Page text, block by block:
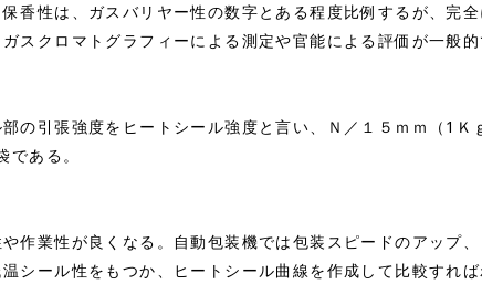
香性は、ガスバリヤー性の数字とある程度比例するが、完
クロマトグラフィーによる測定や官能による評価が一般的
引張強度をヒートシール強度と言い、Ｎ／１５ｍｍ（1Ｋ
ある。
作業性が良くなる。自動包装機では包装スピードのアップ
シール性をもつか、ヒートシール曲線を作成して比較すれば